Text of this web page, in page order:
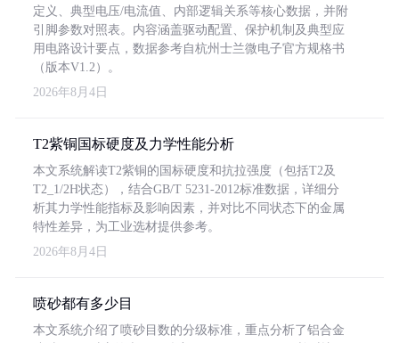
定义、典型电压/电流值、内部逻辑关系等核心数据，并附
引脚参数对照表。内容涵盖驱动配置、保护机制及典型应
用电路设计要点，数据参考自杭州士兰微电子官方规格书
（版本V1.2）。
2026年8月4日
T2紫铜国标硬度及力学性能分析
本文系统解读T2紫铜的国标硬度和抗拉强度（包括T2及
T2_1/2H状态），结合GB/T 5231-2012标准数据，详细分
析其力学性能指标及影响因素，并对比不同状态下的金属
特性差异，为工业选材提供参考。
2026年8月4日
喷砂都有多少目
本文系统介绍了喷砂目数的分级标准，重点分析了铝合金